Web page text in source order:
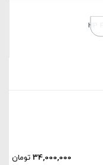
34,000,000تومان